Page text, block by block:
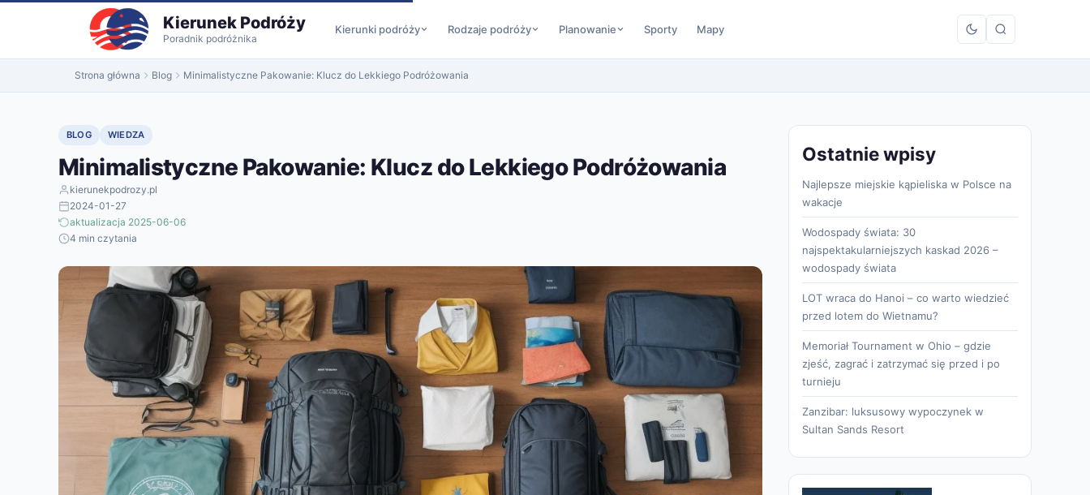
do
Kierunek Podróży
Poradnik podróżnika
Kierunki podróży Rodzaje podróży Planowanie Sporty Mapy
Strona główna Blog Minimalistyczne Pakowanie: Klucz do Lekkiego Podróżowania
BLOG WIEDZA
Minimalistyczne Pakowanie: Klucz do Lekkiego Podróżowania
kierunekpodrozy.pl
2024-01-27
aktualizacja 2025-06-06
4 min czytania
Ostatnie wpisy
Najlepsze miejskie kąpieliska w Polsce na
wakacje
Wodospady świata: 30
najspektakularniejszych kaskad 2026 –
wodospady świata
LOT wraca do Hanoi – co warto wiedzieć
przed lotem do Wietnamu?
Memoriał Tournament w Ohio – gdzie
zjeść, zagrać i zatrzymać się przed i po
turnieju
Zanzibar: luksusowy wypoczynek w
Sultan Sands Resort